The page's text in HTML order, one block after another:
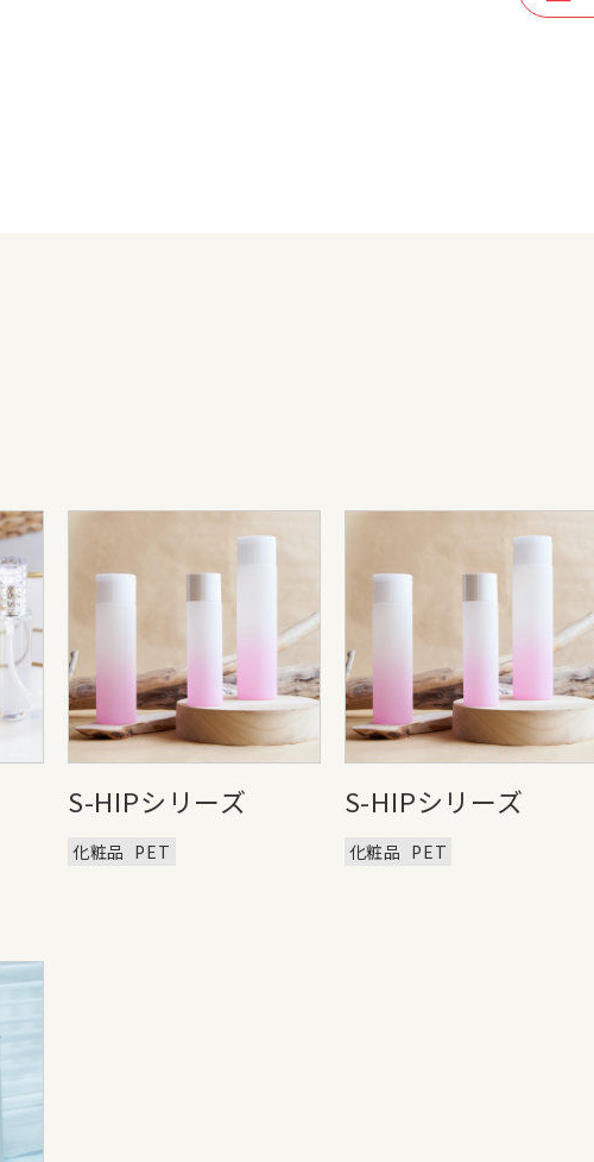
S-HIPシリーズ
化粧品 PET
S-HIPシリーズ
化粧品 PET